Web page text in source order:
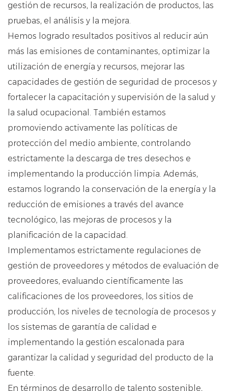
gestión de recursos, la realización de productos, las
pruebas, el análisis y la mejora.
Hemos logrado resultados positivos al reducir aún
más las emisiones de contaminantes, optimizar la
utilización de energía y recursos, mejorar las
capacidades de gestión de seguridad de procesos y
fortalecer la capacitación y supervisión de la salud y
la salud ocupacional. También estamos
promoviendo activamente las políticas de
protección del medio ambiente, controlando
estrictamente la descarga de tres desechos e
implementando la producción limpia. Además,
estamos logrando la conservación de la energía y la
reducción de emisiones a través del avance
tecnológico, las mejoras de procesos y la
planificación de la capacidad.
Implementamos estrictamente regulaciones de
gestión de proveedores y métodos de evaluación de
proveedores, evaluando científicamente las
calificaciones de los proveedores, los sitios de
producción, los niveles de tecnología de procesos y
los sistemas de garantía de calidad e
implementando la gestión escalonada para
garantizar la calidad y seguridad del producto de la
fuente.
En términos de desarrollo de talento sostenible,